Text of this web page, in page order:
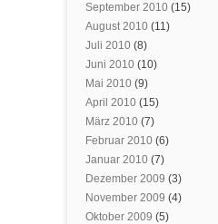
September 2010 (15)
August 2010 (11)
Juli 2010 (8)
Juni 2010 (10)
Mai 2010 (9)
April 2010 (15)
März 2010 (7)
Februar 2010 (6)
Januar 2010 (7)
Dezember 2009 (3)
November 2009 (4)
Oktober 2009 (5)